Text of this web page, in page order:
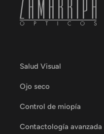
Salud Visual
Ojo seco
Control de miopía
Contactología avanzada